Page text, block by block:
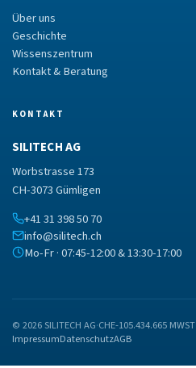
Über uns
Geschichte
Wissenszentrum
Kontakt & Beratung
KONTAKT
SILITECH AG
Worbstrasse 173
CH-3073 Gümligen
+41 31 398 50 70
info@silitech.ch
Mo-Fr · 07:45-12:00 & 13:30-17:00
© 2026 SILITECH AG·CHE-105.434.665 MWST
ImpressumDatenschutzAGB